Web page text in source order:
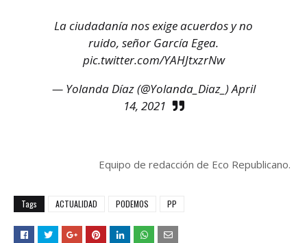
La ciudadanía nos exige acuerdos y no
ruido, señor García Egea.
pic.twitter.com/YAHJtxzrNw
— Yolanda Díaz (@Yolanda_Diaz_)April
14, 2021
Equipo de redacción de Eco Republicano.
Tags ACTUALIDAD PODEMOS PP